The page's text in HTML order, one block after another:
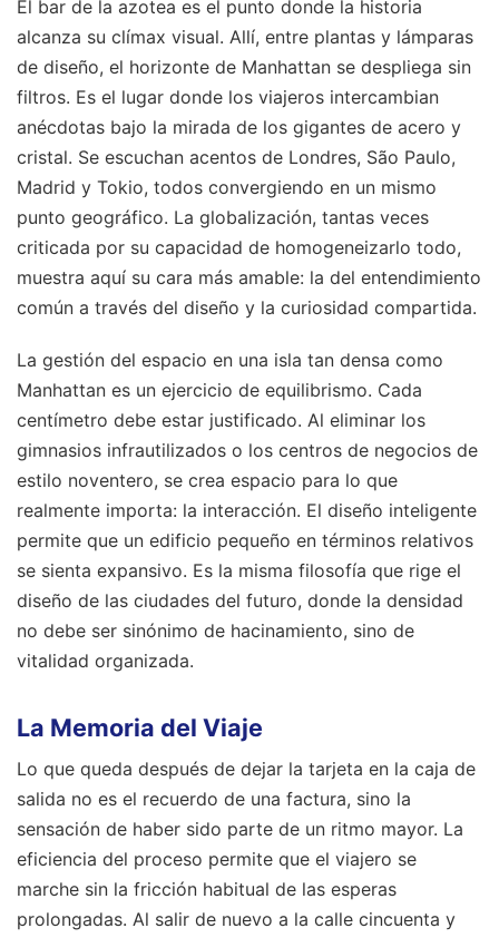
El bar de la azotea es el punto donde la historia
alcanza su clímax visual. Allí, entre plantas y lámparas
de diseño, el horizonte de Manhattan se despliega sin
filtros. Es el lugar donde los viajeros intercambian
anécdotas bajo la mirada de los gigantes de acero y
cristal. Se escuchan acentos de Londres, São Paulo,
Madrid y Tokio, todos convergiendo en un mismo
punto geográfico. La globalización, tantas veces
criticada por su capacidad de homogeneizarlo todo,
muestra aquí su cara más amable: la del entendimiento
común a través del diseño y la curiosidad compartida.
La gestión del espacio en una isla tan densa como
Manhattan es un ejercicio de equilibrismo. Cada
centímetro debe estar justificado. Al eliminar los
gimnasios infrautilizados o los centros de negocios de
estilo noventero, se crea espacio para lo que
realmente importa: la interacción. El diseño inteligente
permite que un edificio pequeño en términos relativos
se sienta expansivo. Es la misma filosofía que rige el
diseño de las ciudades del futuro, donde la densidad
no debe ser sinónimo de hacinamiento, sino de
vitalidad organizada.
La Memoria del Viaje
Lo que queda después de dejar la tarjeta en la caja de
salida no es el recuerdo de una factura, sino la
sensación de haber sido parte de un ritmo mayor. La
eficiencia del proceso permite que el viajero se
marche sin la fricción habitual de las esperas
prolongadas. Al salir de nuevo a la calle cincuenta y